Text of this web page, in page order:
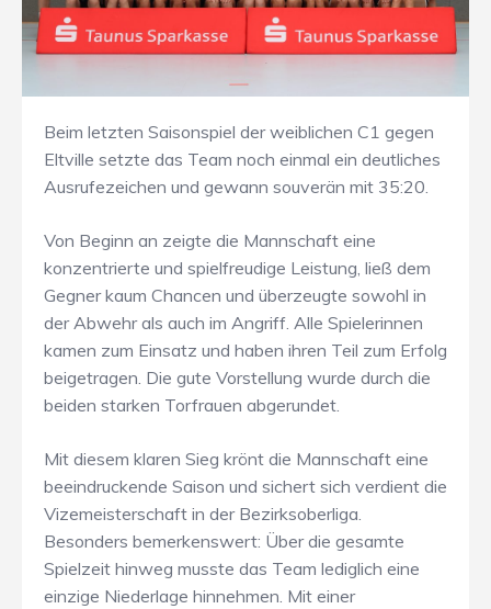
Beim letzten Saisonspiel der weiblichen C1 gegen
Eltville setzte das Team noch einmal ein deutliches
Ausrufezeichen und gewann souverän mit 35:20.
Von Beginn an zeigte die Mannschaft eine
konzentrierte und spielfreudige Leistung, ließ dem
Gegner kaum Chancen und überzeugte sowohl in
der Abwehr als auch im Angriff. Alle Spielerinnen
kamen zum Einsatz und haben ihren Teil zum Erfolg
beigetragen. Die gute Vorstellung wurde durch die
beiden starken Torfrauen abgerundet.
Mit diesem klaren Sieg krönt die Mannschaft eine
beeindruckende Saison und sichert sich verdient die
Vizemeisterschaft in der Bezirksoberliga.
Besonders bemerkenswert: Über die gesamte
Spielzeit hinweg musste das Team lediglich eine
einzige Niederlage hinnehmen. Mit einer